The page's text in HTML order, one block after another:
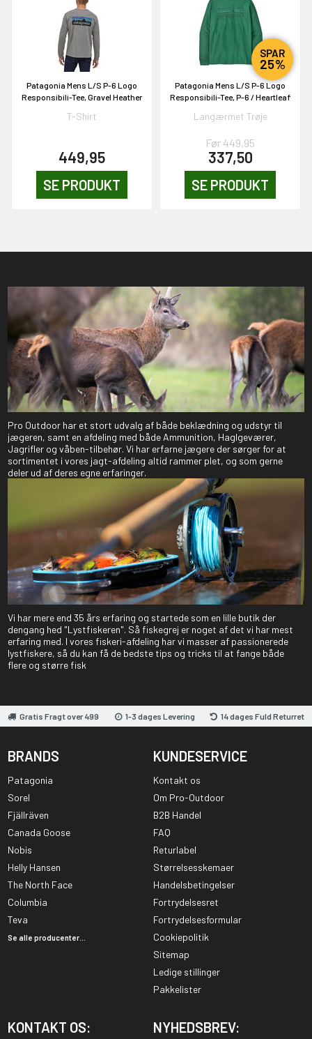
Patagonia Mens L/S P-6 Logo
Responsibili-Tee, Gravel Heather
T-Shirt
449,95
SE PRODUKT
SPAR
25%
Patagonia Mens L/S P-6 Logo
Responsibili-Tee, P-6 / Heartleaf
Langærmet Trøje
Før 449,95
337,50
SE PRODUKT
Pro Outdoor har et stort udvalg af både beklædning og udstyr til
jægeren, samt en afdeling med både Ammunition, Haglgeværer,
Jagrifler og våben-tilbehør. Vi har erfarne jægere der sørger for at
sortimentet i vores jagt-afdeling altid rammer plet, og som gerne
deler ud af deres egne erfaringer.
Vi har mere end 35 års erfaring og startede som en lille butik der
dengang hed "Lystfiskeren". Så fiskegrej er noget af det vi har mest
erfaring med. I vores fiskeri-afdeling har vi masser af passionerede
lystfiskere, så du kan få de bedste tips og tricks til at fange både
flere og større fisk
Gratis Fragt over 499 1-3 dages Levering 14 dages Fuld Returret
BRANDS
Patagonia
Sorel
Fjällräven
Canada Goose
Nobis
Helly Hansen
The North Face
Columbia
Teva
Se alle producenter...
KUNDESERVICE
Kontakt os
Om Pro-Outdoor
B2B Handel
FAQ
Returlabel
Størrelsesskemaer
Handelsbetingelser
Fortrydelsesret
Fortrydelsesformular
Cookiepolitik
Sitemap
Ledige stillinger
Pakkelister
KONTAKT OS: NYHEDSBREV: